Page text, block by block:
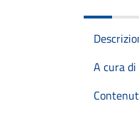
A cura di